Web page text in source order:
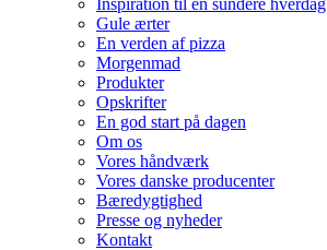
Inspiration til en sundere hverdag
Gule ærter
En verden af pizza
Morgenmad
Produkter
Opskrifter
En god start på dagen
Om os
Vores håndværk
Vores danske producenter
Bæredygtighed
Presse og nyheder
Kontakt